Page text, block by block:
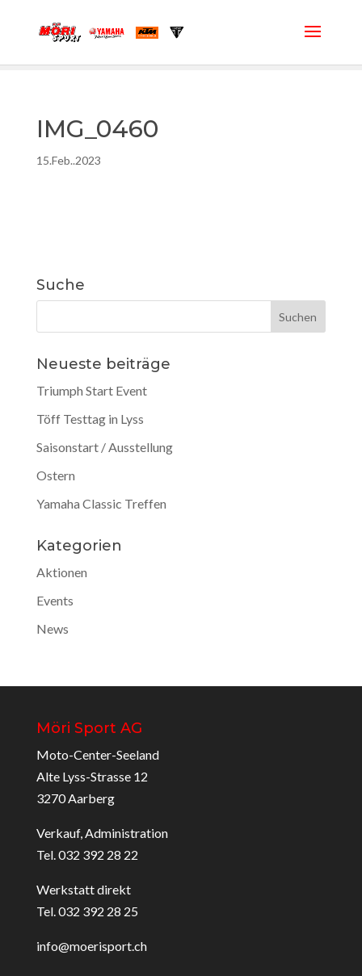
IMG_0460
15.Feb..2023
Suche
Neueste beiträge
Triumph Start Event
Töff Testtag in Lyss
Saisonstart / Ausstellung
Ostern
Yamaha Classic Treffen
Kategorien
Aktionen
Events
News
Möri Sport AG
Moto-Center-Seeland
Alte Lyss-Strasse 12
3270 Aarberg
Verkauf, Administration
Tel. 032 392 28 22
Werkstatt direkt
Tel. 032 392 28 25
info@moerisport.ch